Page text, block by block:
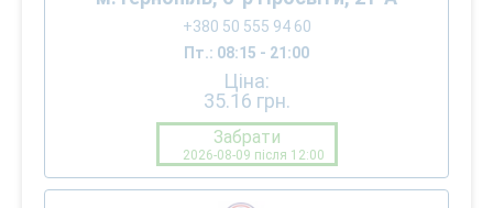
+380 50 555 94 60
Пт.: 08:15 - 21:00
Ціна:
35.16 грн.
Забрати
2026-08-09 після 12:00